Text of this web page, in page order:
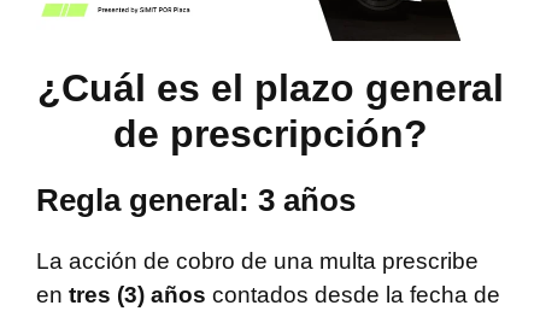
¿Cuál es el plazo general
de prescripción?
Regla general: 3 años
La acción de cobro de una multa prescribe
en tres (3) años contados desde la fecha de